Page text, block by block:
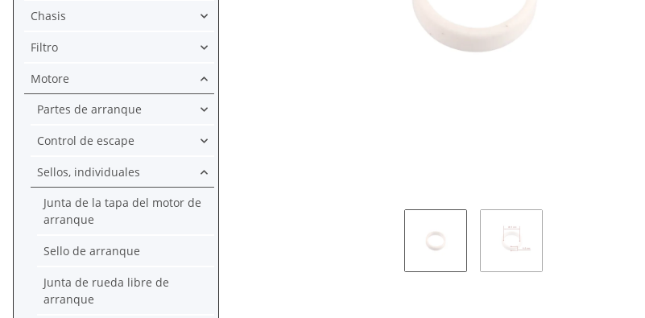
Chasis
Filtro
Motore
Partes de arranque
Control de escape
Sellos, individuales
Junta de la tapa del motor de
arranque
Sello de arranque
Junta de rueda libre de
arranque